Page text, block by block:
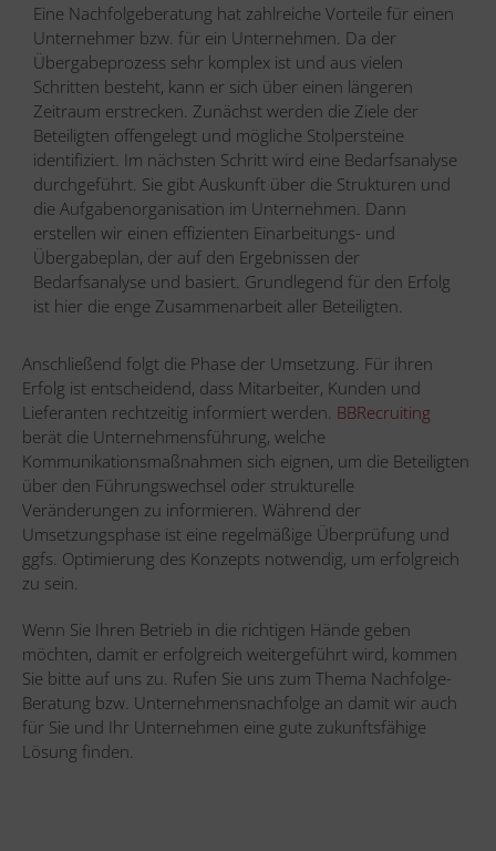
Eine Nachfolgeberatung hat zahlreiche Vorteile für einen
Unternehmer bzw. für ein Unternehmen. Da der
Übergabeprozess sehr komplex ist und aus vielen
Schritten besteht, kann er sich über einen längeren
Zeitraum erstrecken. Zunächst werden die Ziele der
Beteiligten offengelegt und mögliche Stolpersteine
identifiziert. Im nächsten Schritt wird eine Bedarfsanalyse
durchgeführt. Sie gibt Auskunft über die Strukturen und
die Aufgabenorganisation im Unternehmen. Dann
erstellen wir einen effizienten Einarbeitungs- und
Übergabeplan, der auf den Ergebnissen der
Bedarfsanalyse und basiert. Grundlegend für den Erfolg
ist hier die enge Zusammenarbeit aller Beteiligten.
Anschließend folgt die Phase der Umsetzung. Für ihren
Erfolg ist entscheidend, dass Mitarbeiter, Kunden und
Lieferanten rechtzeitig informiert werden. BBRecruiting
berät die Unternehmensführung, welche
Kommunikationsmaßnahmen sich eignen, um die Beteiligten
über den Führungswechsel oder strukturelle
Veränderungen zu informieren. Während der
Umsetzungsphase ist eine regelmäßige Überprüfung und
ggfs. Optimierung des Konzepts notwendig, um erfolgreich
zu sein.
Wenn Sie Ihren Betrieb in die richtigen Hände geben
möchten, damit er erfolgreich weitergeführt wird, kommen
Sie bitte auf uns zu. Rufen Sie uns zum Thema Nachfolge-
Beratung bzw. Unternehmensnachfolge an damit wir auch
für Sie und Ihr Unternehmen eine gute zukunftsfähige
Lösung finden.